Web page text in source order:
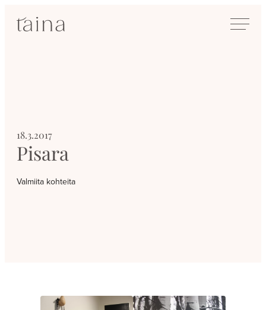
suoraan
SisustusTaina
18.3.2017
Pisara
Valmiita kohteita